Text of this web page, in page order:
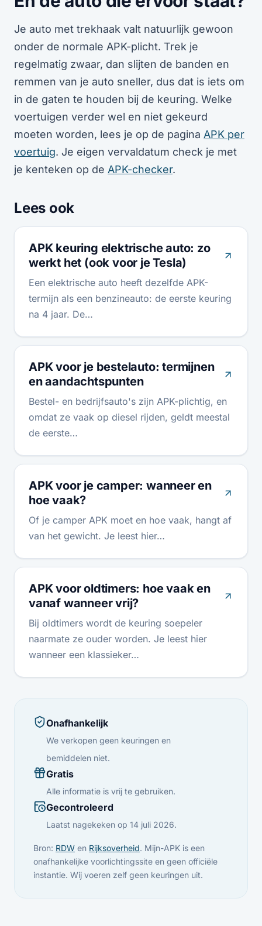
Je auto met trekhaak valt natuurlijk gewoon
onder de normale APK-plicht. Trek je
regelmatig zwaar, dan slijten de banden en
remmen van je auto sneller, dus dat is iets om
in de gaten te houden bij de keuring. Welke
voertuigen verder wel en niet gekeurd
moeten worden, lees je op de pagina APK per
voertuig. Je eigen vervaldatum check je met
je kenteken op de APK-checker.
Lees ook
APK keuring elektrische auto: zo
werkt het (ook voor je Tesla)
Een elektrische auto heeft dezelfde APK-
termijn als een benzineauto: de eerste keuring
na 4 jaar. De…
APK voor je bestelauto: termijnen
en aandachtspunten
Bestel- en bedrijfsauto's zijn APK-plichtig, en
omdat ze vaak op diesel rijden, geldt meestal
de eerste…
APK voor je camper: wanneer en
hoe vaak?
Of je camper APK moet en hoe vaak, hangt af
van het gewicht. Je leest hier…
APK voor oldtimers: hoe vaak en
vanaf wanneer vrij?
Bij oldtimers wordt de keuring soepeler
naarmate ze ouder worden. Je leest hier
wanneer een klassieker…
Onafhankelijk
We verkopen geen keuringen en
bemiddelen niet.
Gratis
Alle informatie is vrij te gebruiken.
Gecontroleerd
Laatst nagekeken op 14 juli 2026.
Bron: RDW en Rijksoverheid. Mijn-APK is een
onafhankelijke voorlichtingssite en geen officiële
instantie. Wij voeren zelf geen keuringen uit.